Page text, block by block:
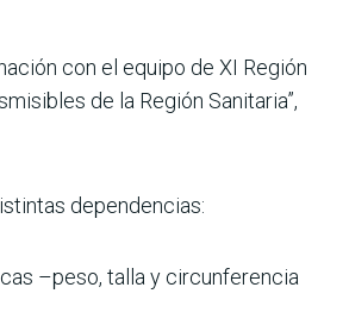
con el equipo de XI Región
de la Región Sanitaria”,
dependencias:
–peso, talla y circunferencia